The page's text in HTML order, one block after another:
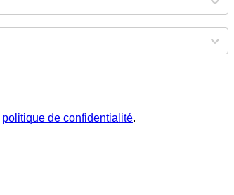
politique de confidentialité.